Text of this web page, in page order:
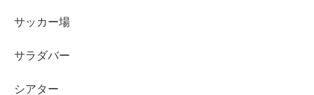
サッカー場
サラダバー
シアター